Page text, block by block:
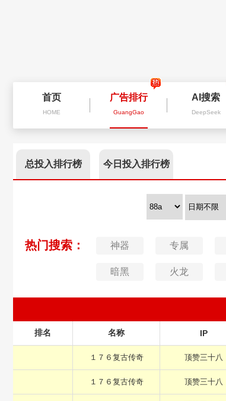
首页
HOME
广告排行
GuangGao
AI搜索
DeepSeek
总投入排行榜 今日投入排行榜
热门搜索： 神器 专属
暗黑 火龙
排名 名称 IP
１７６复古传奇 顶赞三十八
１７６复古传奇 顶赞三十八